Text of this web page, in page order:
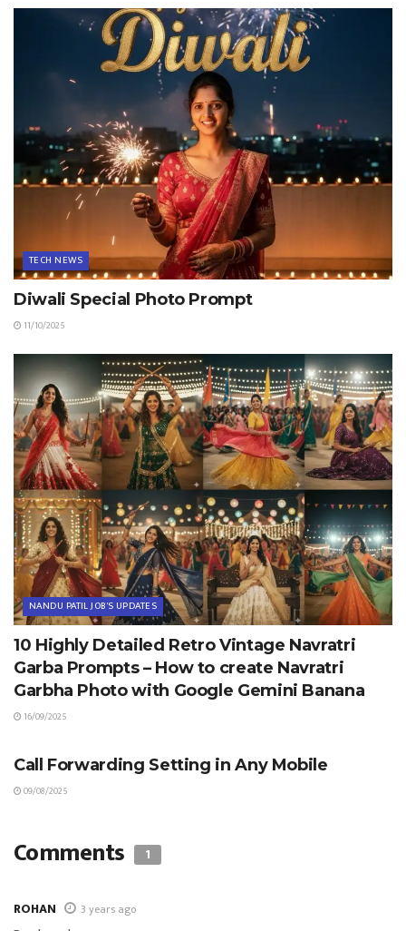
TECH NEWS
Diwali Special Photo Prompt
11/10/2025
NANDU PATIL JOB'S UPDATES
10 Highly Detailed Retro Vintage Navratri
Garba Prompts – How to create Navratri
Garbha Photo with Google Gemini Banana
16/09/2025
TIPS & TRICKS
Call Forwarding Setting in Any Mobile
09/08/2025
Comments 1
ROHAN 3 years ago